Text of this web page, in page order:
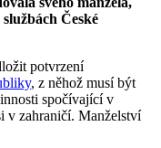
České
potvrzení
, z něhož musí být
spočívající v
v zahraničí. Manželství